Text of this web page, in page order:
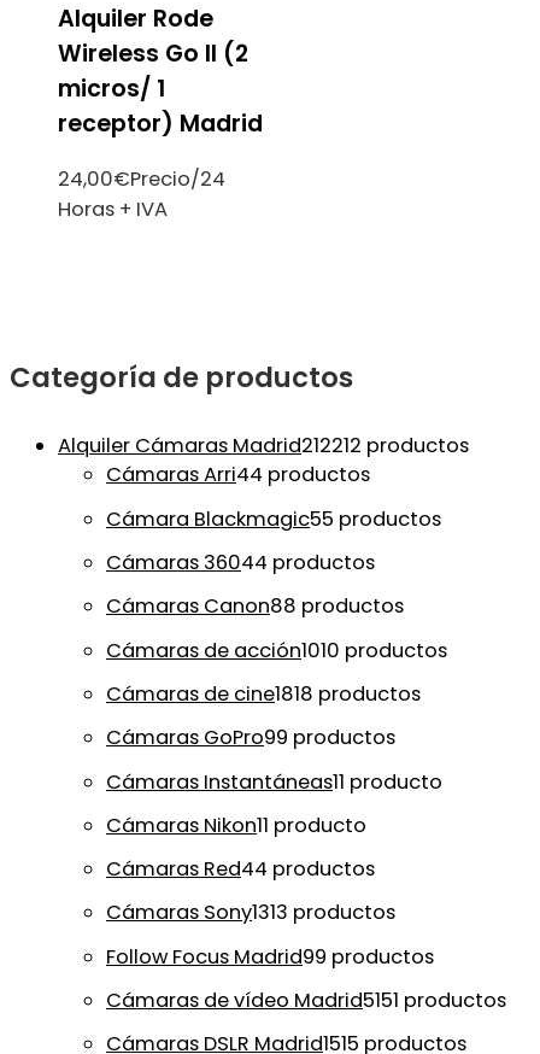
Categoría de productos
Alquiler Cámaras Madrid212212 productos
Cámaras Arri44 productos
Cámara Blackmagic55 productos
Cámaras 36044 productos
Cámaras Canon88 productos
Cámaras de acción1010 productos
Cámaras de cine1818 productos
Cámaras GoPro99 productos
Cámaras Instantáneas11 producto
Cámaras Nikon11 producto
Cámaras Red44 productos
Cámaras Sony1313 productos
Follow Focus Madrid99 productos
Cámaras de vídeo Madrid5151 productos
Cámaras DSLR Madrid1515 productos
Alquiler Rode
Wireless Go II (2
micros/ 1
receptor) Madrid
24,00€Precio/24
Horas + IVA